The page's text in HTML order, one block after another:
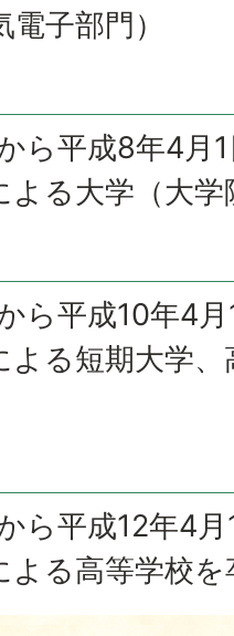
子部門）
ら平成8年4月
よる大学（大
ら平成10年4
よる短期大学
ら平成12年4
よる高等学校